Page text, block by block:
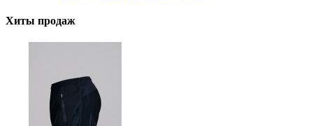
Хиты продаж